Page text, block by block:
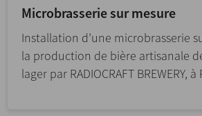
Microbrasserie sur mesure
Installation d’une microbrasserie
la production de bière artisanale
lager par RADIOCRAFT BREWERY, à